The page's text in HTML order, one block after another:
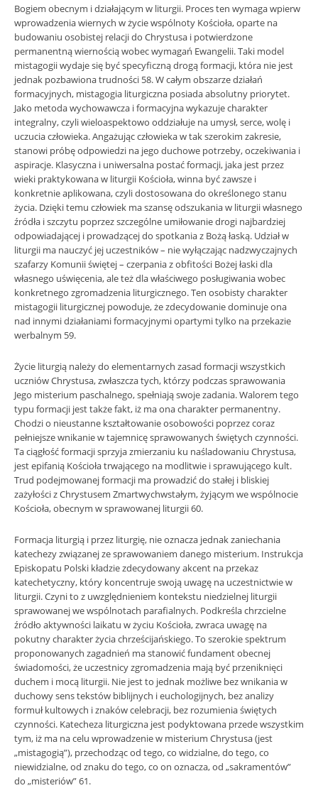
Bogiem obecnym i działającym w liturgii. Proces ten wymaga wpierw
wprowadzenia wiernych w życie wspólnoty Kościoła, oparte na
budowaniu osobistej relacji do Chrystusa i potwierdzone
permanentną wiernością wobec wymagań Ewangelii. Taki model
mistagogii wydaje się być specyficzną drogą formacji, która nie jest
jednak pozbawiona trudności 58. W całym obszarze działań
formacyjnych, mistagogia liturgiczna posiada absolutny priorytet.
Jako metoda wychowawcza i formacyjna wykazuje charakter
integralny, czyli wieloaspektowo oddziałuje na umysł, serce, wolę i
uczucia człowieka. Angażując człowieka w tak szerokim zakresie,
stanowi próbę odpowiedzi na jego duchowe potrzeby, oczekiwania i
aspiracje. Klasyczna i uniwersalna postać formacji, jaka jest przez
wieki praktykowana w liturgii Kościoła, winna być zawsze i
konkretnie aplikowana, czyli dostosowana do określonego stanu
życia. Dzięki temu człowiek ma szansę odszukania w liturgii własnego
źródła i szczytu poprzez szczególne umiłowanie drogi najbardziej
odpowiadającej i prowadzącej do spotkania z Bożą łaską. Udział w
liturgii ma nauczyć jej uczestników – nie wyłączając nadzwyczajnych
szafarzy Komunii świętej – czerpania z obfitości Bożej łaski dla
własnego uświęcenia, ale też dla właściwego posługiwania wobec
konkretnego zgromadzenia liturgicznego. Ten osobisty charakter
mistagogii liturgicznej powoduje, że zdecydowanie dominuje ona
nad innymi działaniami formacyjnymi opartymi tylko na przekazie
werbalnym 59.
Życie liturgią należy do elementarnych zasad formacji wszystkich
uczniów Chrystusa, zwłaszcza tych, którzy podczas sprawowania
Jego misterium paschalnego, spełniają swoje zadania. Walorem tego
typu formacji jest także fakt, iż ma ona charakter permanentny.
Chodzi o nieustanne kształtowanie osobowości poprzez coraz
pełniejsze wnikanie w tajemnicę sprawowanych świętych czynności.
Ta ciągłość formacji sprzyja zmierzaniu ku naśladowaniu Chrystusa,
jest epifanią Kościoła trwającego na modlitwie i sprawującego kult.
Trud podejmowanej formacji ma prowadzić do stałej i bliskiej
zażyłości z Chrystusem Zmartwychwstałym, żyjącym we wspólnocie
Kościoła, obecnym w sprawowanej liturgii 60.
Formacja liturgią i przez liturgię, nie oznacza jednak zaniechania
katechezy związanej ze sprawowaniem danego misterium. Instrukcja
Episkopatu Polski kładzie zdecydowany akcent na przekaz
katechetyczny, który koncentruje swoją uwagę na uczestnictwie w
liturgii. Czyni to z uwzględnieniem kontekstu niedzielnej liturgii
sprawowanej we wspólnotach parafialnych. Podkreśla chrzcielne
źródło aktywności laikatu w życiu Kościoła, zwraca uwagę na
pokutny charakter życia chrześcijańskiego. To szerokie spektrum
proponowanych zagadnień ma stanowić fundament obecnej
świadomości, że uczestnicy zgromadzenia mają być przeniknięci
duchem i mocą liturgii. Nie jest to jednak możliwe bez wnikania w
duchowy sens tekstów biblijnych i euchologijnych, bez analizy
formuł kultowych i znaków celebracji, bez rozumienia świętych
czynności. Katecheza liturgiczna jest podyktowana przede wszystkim
tym, iż ma na celu wprowadzenie w misterium Chrystusa (jest
„mistagogią”), przechodząc od tego, co widzialne, do tego, co
niewidzialne, od znaku do tego, co on oznacza, od „sakramentów”
do „misteriów” 61.